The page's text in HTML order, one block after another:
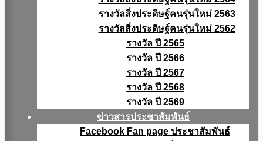
รางวัลสิ่งประดิษฐ์คนรุ่นใหม่ 2563
รางวัลสิ่งประดิษฐ์คนรุ่นใหม่ 2562
รางวัล ปี 2565
รางวัล ปี 2566
รางวัล ปี 2567
รางวัล ปี 2568
รางวัล ปี 2569
ข่าวสารประชาสัมพันธ์
Facebook Fan page ประชาสัมพันธ์